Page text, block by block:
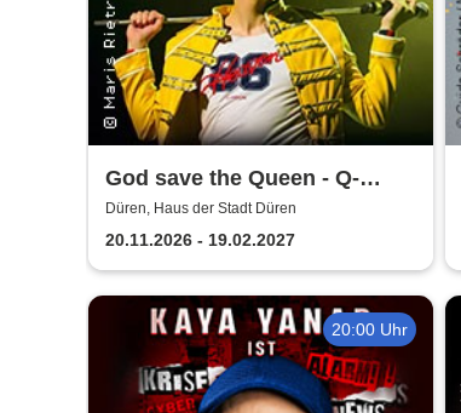
God save the Queen - Q-
Revival Band
Düren, Haus der Stadt Düren
20.11.2026 - 19.02.2027
20:00 Uhr